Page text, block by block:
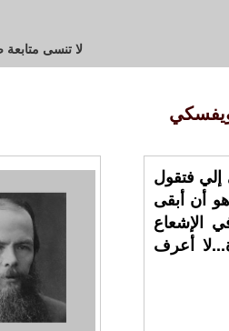
لا تنسى متابعة
إلي فتقول
أن أبقى
الإشعاع
أعرف